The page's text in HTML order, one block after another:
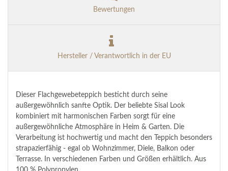
Bewertungen
Hersteller / Verantwortlich in der EU
Dieser Flachgewebeteppich besticht durch seine
außergewöhnlich sanfte Optik. Der beliebte Sisal Look
kombiniert mit harmonischen Farben sorgt für eine
außergewöhnliche Atmosphäre in Heim & Garten. Die
Verarbeitung ist hochwertig und macht den Teppich besonders
strapazierfähig - egal ob Wohnzimmer, Diele, Balkon oder
Terrasse. In verschiedenen Farben und Größen erhältlich. Aus